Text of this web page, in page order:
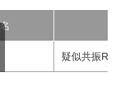
疑似共振